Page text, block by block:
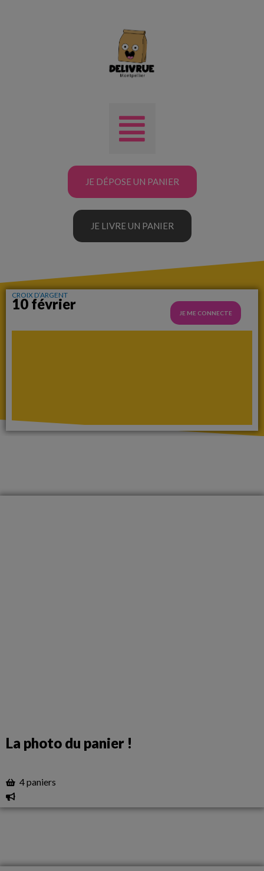
JE DÉPOSE UN PANIER
JE LIVRE UN PANIER
CROIX D’ARGENT
10 février
JE ME CONNECTE
La photo du panier !
4 paniers